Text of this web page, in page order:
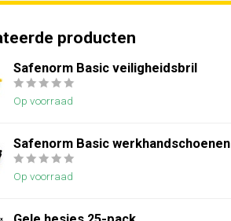
producten
Safenorm Basic veiligheidsbril
Op voorraad
Safenorm Basic werkhandschoenen
Op voorraad